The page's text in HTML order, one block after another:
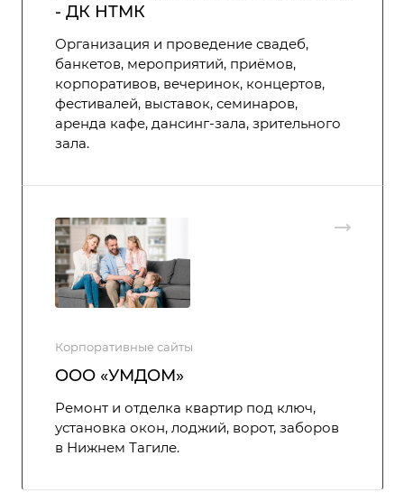
- ДК НТМК
Организация и проведение свадеб,
банкетов, мероприятий, приёмов,
корпоративов, вечеринок, концертов,
фестивалей, выставок, семинаров,
аренда кафе, дансинг-зала, зрительного
зала.
Корпоративные сайты
ООО «УМДОМ»
Ремонт и отделка квартир под ключ,
установка окон, лоджий, ворот, заборов
в Нижнем Тагиле.